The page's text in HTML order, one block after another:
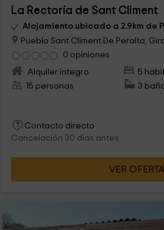
La Rectoría de Sant Climent
Alojamiento ubicado a 2.9km de
Pueblo Sant Climent De Peralta,
0 opiniones
Alquiler íntegro
5
15 personas
3
Contacto directo
Cancelación 30 días antes
VER OFERTA